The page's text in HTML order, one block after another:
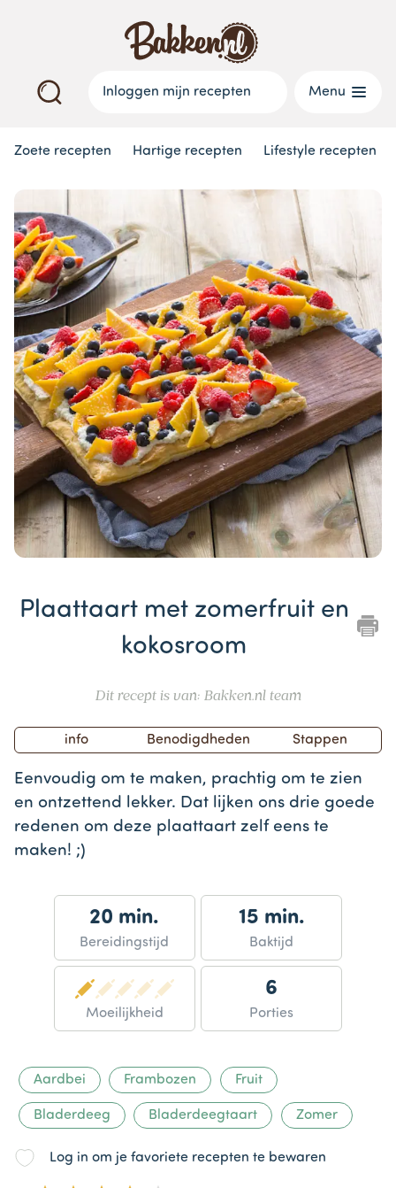
Inloggen mijn recepten Menu
Zoete recepten Hartige recepten Lifestyle recepten
Plaattaart met zomerfruit en
kokosroom
Dit recept is van: Bakken.nl team
of
info Benodigdheden Stappen
Eenvoudig om te maken, prachtig om te zien
en ontzettend lekker. Dat lijken ons drie goede
redenen om deze plaattaart zelf eens te
maken! ;)
20 min.
Bereidingstijd
15 min.
Baktijd
Moeilijkheid
6
Porties
Aardbei Frambozen Fruit
Bladerdeeg Bladerdeegtaart Zomer
Log in om je favoriete recepten te bewaren